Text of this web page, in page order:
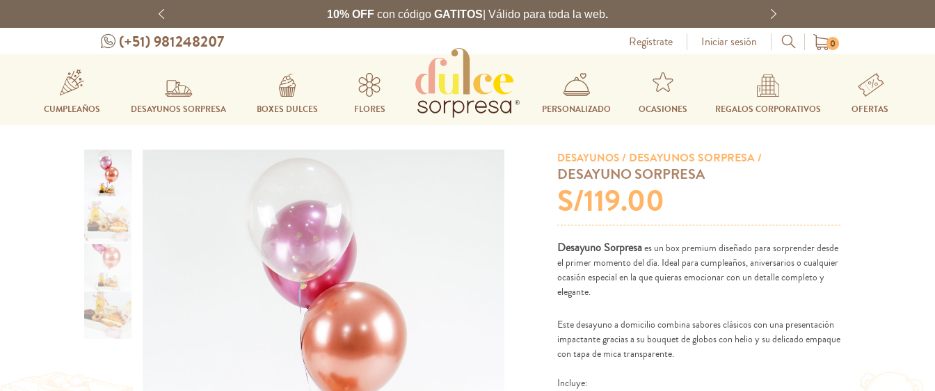
10% OFF con código GATITOS| Válido para toda la web.
Previous Next
(+51) 981248207 Regístrate Iniciar sesión 0
CUMPLEAÑOS DESAYUNOS SORPRESA BOXES DULCES FLORES PERSONALIZADO OCASIONES REGALOS CORPORATIVOS OFERTAS
DESAYUNOS/ DESAYUNOS SORPRESA /
DESAYUNO SORPRESA
S/119.00
Desayuno Sorpresaes un box premium diseñado para sorprender desde
el primer momento del día. Ideal para cumpleaños, aniversarios o cualquier
ocasión especial en la que quieras emocionar con un detalle completo y
elegante.
Este desayuno a domicilio combina sabores clásicos con una presentación
impactante gracias a su bouquet de globos con helio y su delicado empaque
con tapa de mica transparente.
Incluye: